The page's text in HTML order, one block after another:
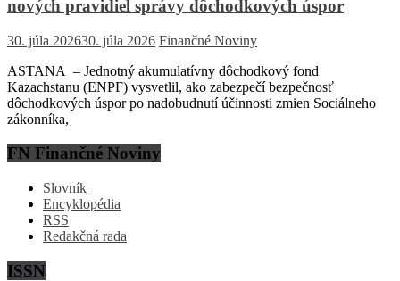
nových pravidiel správy dôchodkových úspor
30. júla 202630. júla 2026 Finančné Noviny
ASTANA – Jednotný akumulatívny dôchodkový fond
Kazachstanu (ENPF) vysvetlil, ako zabezpečí bezpečnosť
dôchodkových úspor po nadobudnutí účinnosti zmien Sociálneho
zákonníka,
FN Finančné Noviny
Slovník
Encyklopédia
RSS
Redakčná rada
ISSN